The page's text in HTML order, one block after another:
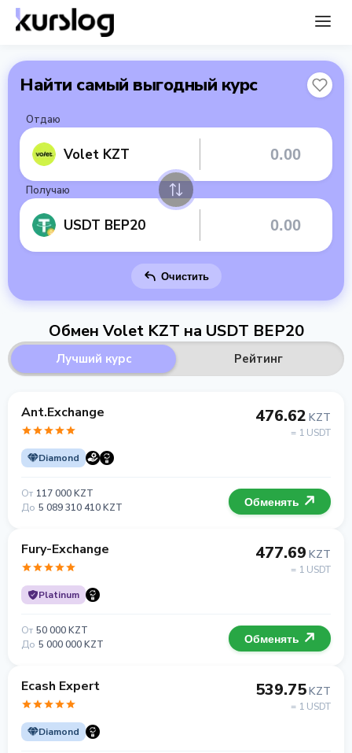
Найти самый выгодный курс
Отдаю
Volet KZT
Получаю
USDT BEP20
Очистить
Обмен Volet KZT на USDT BEP20
Лучший курс Рейтинг
Ant.Exchange
Diamond
476.62 KZT
= 1 USDT
От 117 000 KZT
До 5 089 310 410 KZT Обменять
Fury-Exchange
Platinum
477.69 KZT
= 1 USDT
От 50 000 KZT
До 5 000 000 KZT Обменять
Ecash Expert
Diamond
539.75KZT
= 1 USDT